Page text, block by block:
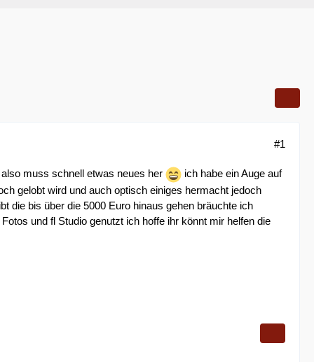
#1
muss schnell etwas neues her
ich habe ein Auge auf
gelobt wird und auch optisch einiges hermacht jedoch
die bis über die 5000 Euro hinaus gehen bräuchte ich
und fl Studio genutzt ich hoffe ihr könnt mir helfen die